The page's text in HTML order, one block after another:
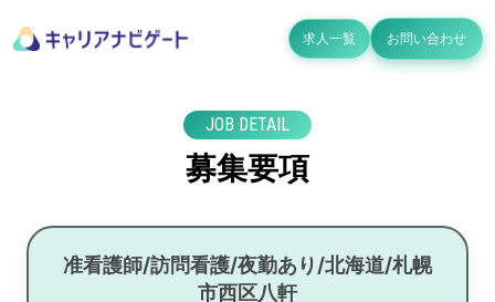
求人一覧 お問い合わせ
JOB DETAIL
募集要項
准看護師/訪問看護/夜勤あり/北海道/札幌
市西区八軒